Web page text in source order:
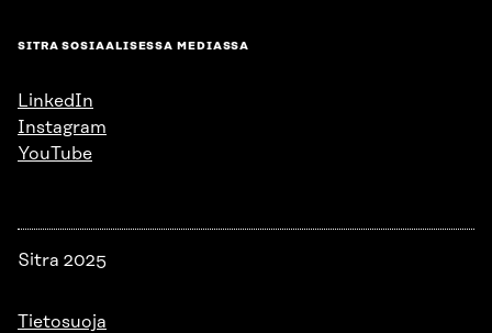
SITRA SOSIAALISESSA MEDIASSA
LinkedIn
Instagram
YouTube
Sitra 2025
Tietosuoja